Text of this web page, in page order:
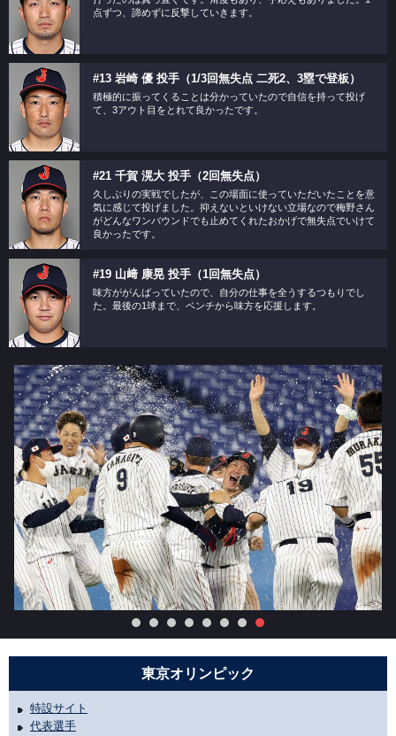
点ずつ、諦めずに反撃していきます。
#13 岩崎 優 投手（1/3回無失点 二死2、3塁で登板）
積極的に振ってくることは分かっていたので自信を持って投げ
て、3アウト目をとれて良かったです。
#21 千賀 滉大 投手（2回無失点）
久しぶりの実戦でしたが、この場面に使っていただいたことを意
気に感じて投げました。抑えないといけない立場なので梅野さん
がどんなワンバウンドでも止めてくれたおかげで無失点でいけて
良かったです。
#19 山﨑 康晃 投手（1回無失点）
味方ががんばっていたので、自分の仕事を全うするつもりでし
た。最後の1球まで、ベンチから味方を応援します。
東京オリンピック
特設サイト
代表選手